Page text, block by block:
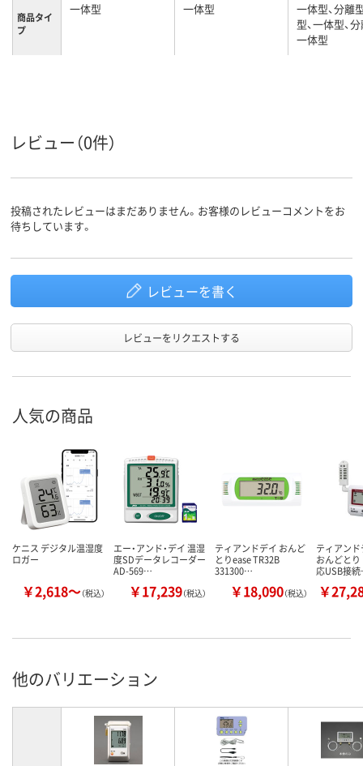
商品タイ
プ
一体型 一体型
一体型、分離
型、一体型、
一体型
レビュー（0件）
投稿されたレビューはまだありません。お客様のレビューコメントをお
待ちしています。
レビューを書く
レビューをリクエストする
人気の商品
ケニス デジタル温湿度
ロガー
￥2,618～（税込）
エー・アンド・デイ 温湿
度SDデータレコーダー
AD-569…
￥17,239（税込）
ティアンドデイ おんど
とりease TR32B
331300…
￥18,090（税込）
ティアンド
おんどと
応USB接
￥
他のバリエーション